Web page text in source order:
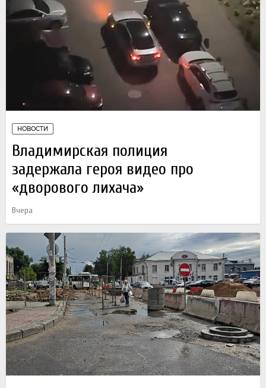
НОВОСТИ
Владимирская полиция
задержала героя видео про
«дворового лихача»
Вчера